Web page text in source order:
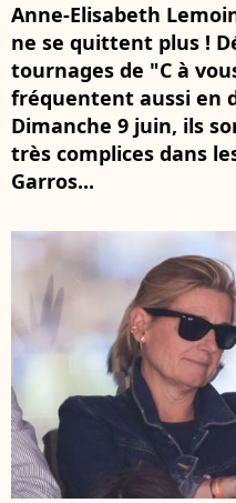
Anne-Elisabeth
ne se quittent plus !
tournages de "C à
fréquentent aussi en
Dimanche 9 juin, ils
très complices dans
Garros...